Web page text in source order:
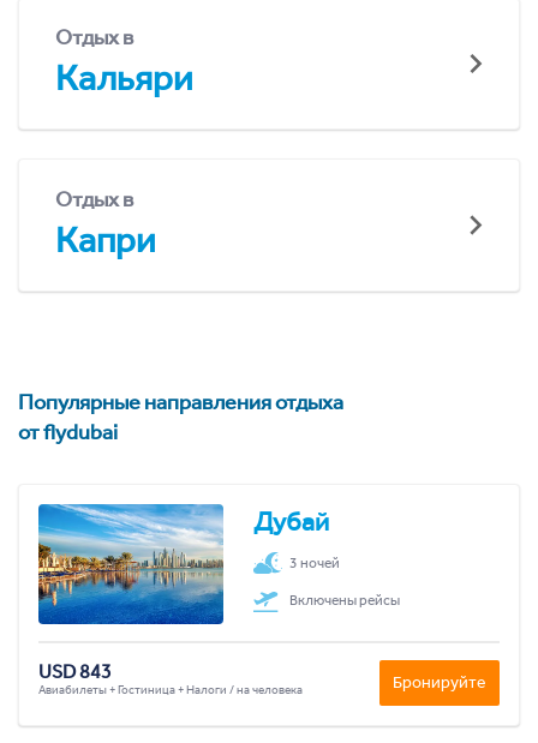
Отдых в
Кальяри
Отдых в
Капри
Популярные направления отдыха
от flydubai
Дубай
3 ночей
Включены рейсы
USD 843
Авиабилеты + Гостиница + Налоги / на человека Бронируйте